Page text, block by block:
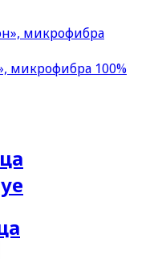
микрофибра 100%